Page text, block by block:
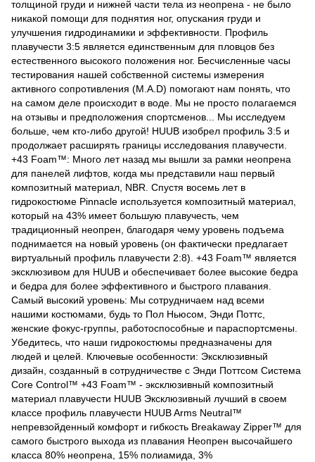
толщиной груди и нижней части тела из неопрена - не было
никакой помощи для поднятия ног, опускания груди и
улучшения гидродинамики и эффективности. Профиль
плавучести 3:5 является единственным для пловцов без
естественного высокого положения ног. Бесчисленные часы
тестирования нашей собственной системы измерения
активного сопротивления (M.A.D) помогают нам понять, что
на самом деле происходит в воде. Мы не просто полагаемся
на отзывы и предположения спортсменов... Мы исследуем
больше, чем кто-либо другой! HUUB изобрел профиль 3:5 и
продолжает расширять границы исследования плавучести.
+43 Foam™: Много лет назад мы вышли за рамки неопрена
для панелей лифтов, когда мы представили наш первый
композитный материал, NBR. Спустя восемь лет в
гидрокостюме Pinnacle используется композитный материал,
который на 43% имеет большую плавучесть, чем
традиционный неопрен, благодаря чему уровень подъема
поднимается на новый уровень (он фактически предлагает
виртуальный профиль плавучести 2:8). +43 Foam™ является
эксклюзивом для HUUB и обеспечивает более высокие бедра
и бедра для более эффективного и быстрого плавания.
Самый высокий уровень: Мы сотрудничаем над всеми
нашими костюмами, будь то Пол Ньюсом, Энди Поттс,
женские фокус-группы, работоспособные и параспортсмены.
Убедитесь, что наши гидрокостюмы предназначены для
людей и целей. Ключевые особенности: Эксклюзивный
дизайн, созданный в сотрудничестве с Энди Поттсом Система
Core Control™ +43 Foam™ - эксклюзивный композитный
материал плавучести HUUB Эксклюзивный лучший в своем
классе профиль плавучести HUUB Arms Neutral™
непревзойденный комфорт и гибкость Breakaway Zipper™ для
самого быстрого выхода из плавания Неопрен высочайшего
класса 80% неопрена, 15% полиамида, 3%